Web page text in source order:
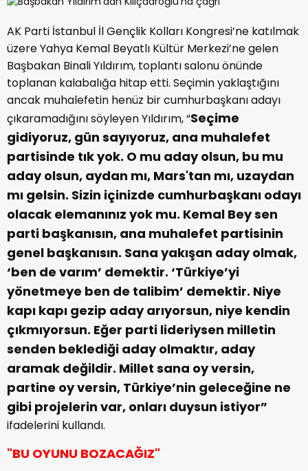
AK Parti İstanbul İl Gençlik Kolları Kongresi’ne katılmak
üzere Yahya Kemal Beyatlı Kültür Merkezi’ne gelen
Başbakan Binali Yıldırım, toplantı salonu önünde
toplanan kalabalığa hitap etti. Seçimin yaklaştığını
ancak muhalefetin henüz bir cumhurbaşkanı adayı
çıkaramadığını söyleyen Yıldırım, “Seçime
gidiyoruz, gün sayıyoruz, ana muhalefet
partisinde tık yok. O mu aday olsun, bu mu
aday olsun, aydan mı, Mars'tan mı, uzaydan
mı gelsin. Sizin içinizde cumhurbaşkanı odayı
olacak elemanınız yok mu. Kemal Bey sen
parti başkanısın, ana muhalefet partisinin
genel başkanısın. Sana yakışan aday olmak,
‘ben de varım’ demektir. ‘Türkiye’yi
yönetmeye ben de talibim’ demektir. Niye
kapı kapı gezip aday arıyorsun, niye kendin
çıkmıyorsun. Eğer parti lideriysen milletin
senden beklediği aday olmaktır, aday
aramak değildir. Millet sana oy versin,
partine oy versin, Türkiye’nin geleceğine ne
gibi projelerin var, onları duysun istiyor”
ifadelerini kullandı.
"BU OYUNU BOZACAĞIZ"